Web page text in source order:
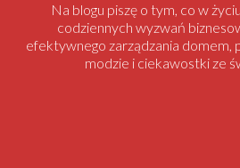
Na blogu piszę o tym, co w
codziennych wyzwań
efektywnego zarządzania domem,
modzie i ciekawostki ze